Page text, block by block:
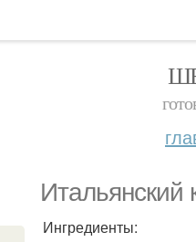
Итальянский
Ингредиенты: